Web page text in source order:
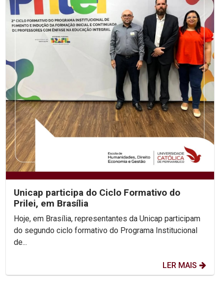
Unicap participa do Ciclo Formativo do
Prilei, em Brasília
Hoje, em Brasília, representantes da Unicap participam
do segundo ciclo formativo do Programa Institucional
de...
LER MAIS